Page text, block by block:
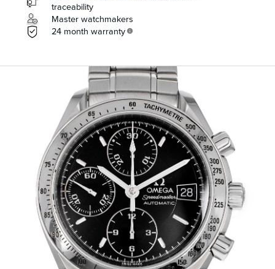
traceability
Master watchmakers
24 month warranty info